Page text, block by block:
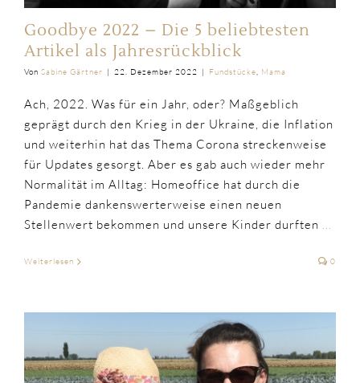
Goodbye 2022 – Die 5 beliebtesten
Artikel als Jahresrückblick
Von Sabine Gärtner | 22. Dezember 2022 | Fundstücke, Mama
Ach, 2022. Was für ein Jahr, oder? Maßgeblich
geprägt durch den Krieg in der Ukraine, die Inflation
und weiterhin hat das Thema Corona streckenweise
für Updates gesorgt. Aber es gab auch wieder mehr
Normalität im Alltag: Homeoffice hat durch die
Pandemie dankenswerterweise einen neuen
Stellenwert bekommen und unsere Kinder durften ...
Weiterlesen 0